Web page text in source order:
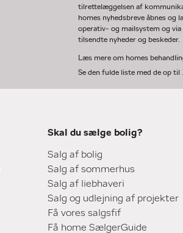
tilrettelæggelsen af
homes nyhedsbreve åbnes og
operativ- og mailsystem og
tilsendte nyheder og beskeder.
Læs mere om homes
Se den fulde liste med de op
Skal du sælge bolig?
Salg af bolig
Salg af sommerhus
Salg af liebhaveri
Salg og udlejning af projekter
Få vores salgsfif
Få home SælgerGuide